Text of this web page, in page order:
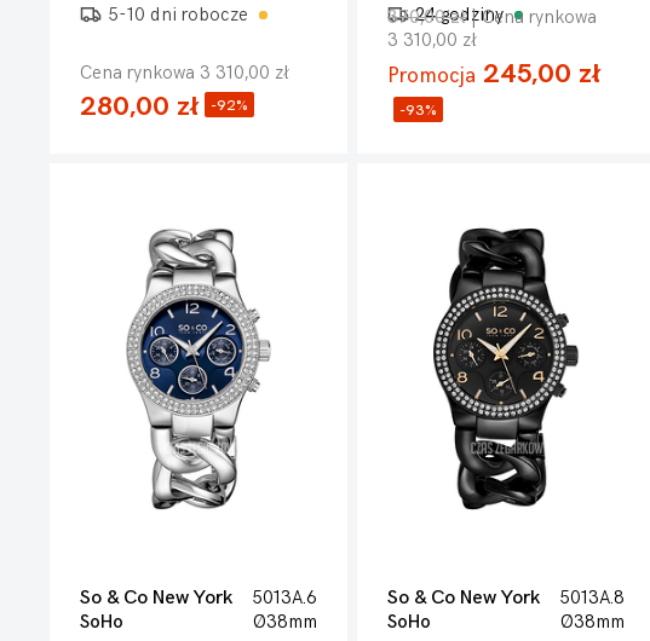
5-10 dni robocze
Cena rynkowa 3 310,00 zł
280,00 zł -92%
24 godziny
370,00 zł| Cena rynkowa
3 310,00 zł
Promocja 245,00 zł
-93%
So & Co New York
5013A.6
SoHo
Ø38mm
So & Co New York
5013A.8
SoHo
Ø38mm